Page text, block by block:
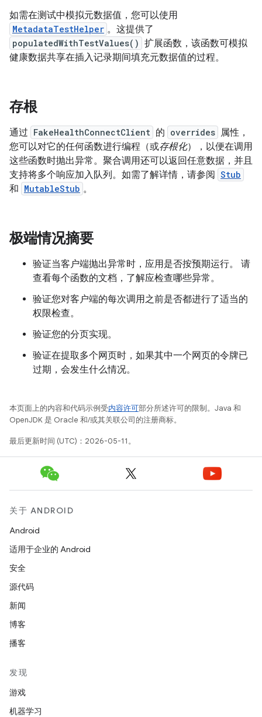
如需在测试中模拟元数据值，您可以使用
MetadataTestHelper 。这提供了
populatedWithTestValues() 扩展函数，该函数可模拟
健康数据共享在插入记录期间填充元数据值的过程。
存根
通过 FakeHealthConnectClient 的 overrides 属性，
您可以对它的任何函数进行编程（或存根化），以便在调用
这些函数时抛出异常。聚合调用还可以返回任意数据，并且
支持将多个响应加入队列。如需了解详情，请参阅 Stub
和 MutableStub 。
极端情况摘要
验证当客户端抛出异常时，应用是否按预期运行。 请
查看每个函数的文档，了解应检查哪些异常。
验证您对客户端的每次调用之前是否都进行了适当的
权限检查。
验证您的分页实现。
验证在提取多个网页时，如果其中一个网页的令牌已
过期，会发生什么情况。
本页面上的内容和代码示例受内容许可部分所述许可的限制。Java 和
OpenJDK 是 Oracle 和/或其关联公司的注册商标。
最后更新时间 (UTC)：2026-05-11。
关于 ANDROID
Android
适用于企业的 Android
安全
源代码
新闻
博客
播客
发现
游戏
机器学习